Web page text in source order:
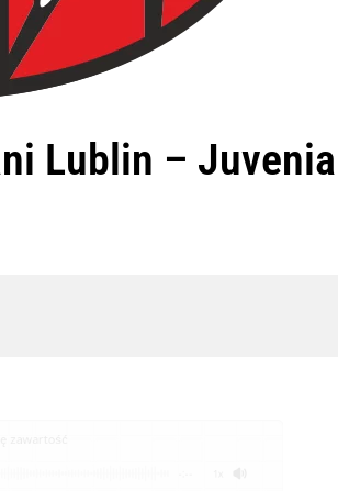
Lublin – Juvenia